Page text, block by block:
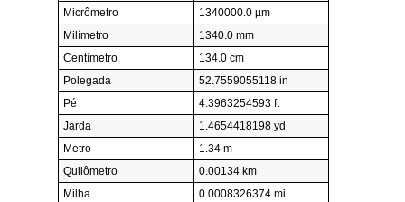
Micrômetro
1340000.0 µm
Milímetro
1340.0 mm
Centímetro
134.0 cm
Polegada
52.7559055118 in
Pé
4.3963254593 ft
Jarda
1.4654418198 yd
Metro
1.34 m
Quilômetro
0.00134 km
Milha
0.0008326374 mi